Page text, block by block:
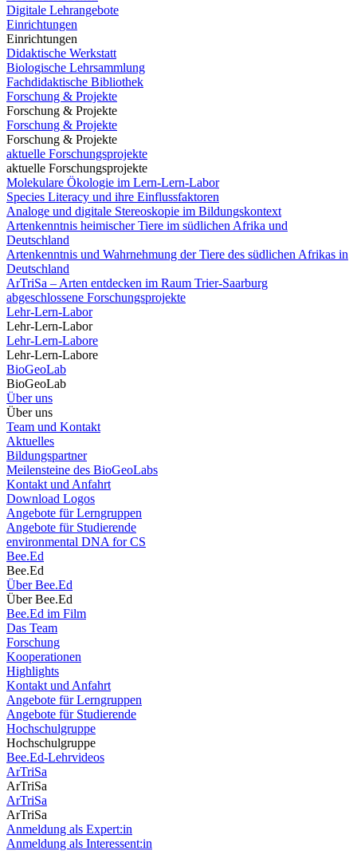
Digitale Lehrangebote
Einrichtungen
Einrichtungen
Didaktische Werkstatt
Biologische Lehrsammlung
Fachdidaktische Bibliothek
Forschung & Projekte
Forschung & Projekte
Forschung & Projekte
Forschung & Projekte
aktuelle Forschungsprojekte
aktuelle Forschungsprojekte
Molekulare Ökologie im Lern-Lern-Labor
Species Literacy und ihre Einflussfaktoren
Analoge und digitale Stereoskopie im Bildungskontext
Artenkenntnis heimischer Tiere im südlichen Afrika und
Deutschland
Artenkenntnis und Wahrnehmung der Tiere des südlichen Afrikas in
Deutschland
ArTriSa – Arten entdecken im Raum Trier-Saarburg
abgeschlossene Forschungsprojekte
Lehr-Lern-Labor
Lehr-Lern-Labor
Lehr-Lern-Labore
Lehr-Lern-Labore
BioGeoLab
BioGeoLab
Über uns
Über uns
Team und Kontakt
Aktuelles
Bildungspartner
Meilensteine des BioGeoLabs
Kontakt und Anfahrt
Download Logos
Angebote für Lerngruppen
Angebote für Studierende
environmental DNA for CS
Bee.Ed
Bee.Ed
Über Bee.Ed
Über Bee.Ed
Bee.Ed im Film
Das Team
Forschung
Kooperationen
Highlights
Kontakt und Anfahrt
Angebote für Lerngruppen
Angebote für Studierende
Hochschulgruppe
Hochschulgruppe
Bee.Ed-Lehrvideos
ArTriSa
ArTriSa
ArTriSa
ArTriSa
Anmeldung als Expert:in
Anmeldung als Interessent:in